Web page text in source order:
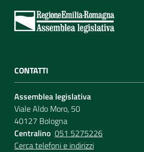
CONTATTI
Assemblea legislativa
Viale Aldo Moro, 50
40127 Bologna
Centralino 051 5275226
Cerca telefoni e indirizzi